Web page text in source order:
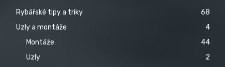
Rybářské tipy a triky
68
Uzly a montáže
4
Montáže
44
Uzly
2